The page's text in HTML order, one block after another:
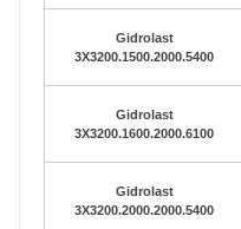
Gidrolast
3X3200.1500.2000.5400
Gidrolast
3X3200.1600.2000.6100
Gidrolast
3X3200.2000.2000.5400